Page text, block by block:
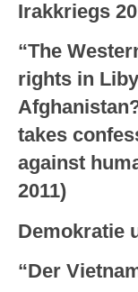
Irakkriegs
“The
rights in
takes
against
2011)
Demokratie
“Der